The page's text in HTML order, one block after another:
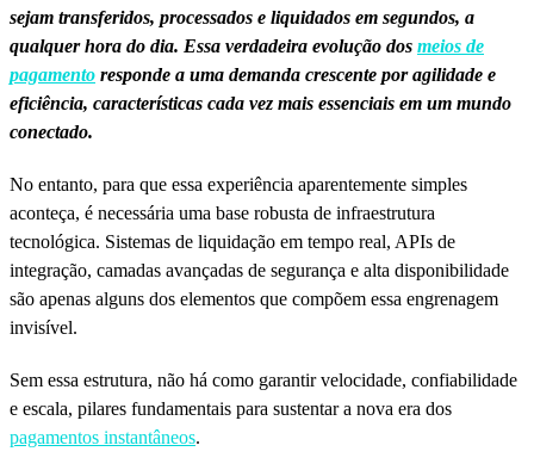
sejam transferidos, processados e liquidados em segundos, a
qualquer hora do dia. Essa verdadeira evolução dos meios de
pagamento responde a uma demanda crescente por agilidade e
eficiência, características cada vez mais essenciais em um mundo
conectado.
No entanto, para que essa experiência aparentemente simples
aconteça, é necessária uma base robusta de infraestrutura
tecnológica. Sistemas de liquidação em tempo real, APIs de
integração, camadas avançadas de segurança e alta disponibilidade
são apenas alguns dos elementos que compõem essa engrenagem
invisível.
Sem essa estrutura, não há como garantir velocidade, confiabilidade
e escala, pilares fundamentais para sustentar a nova era dos
pagamentos instantâneos.